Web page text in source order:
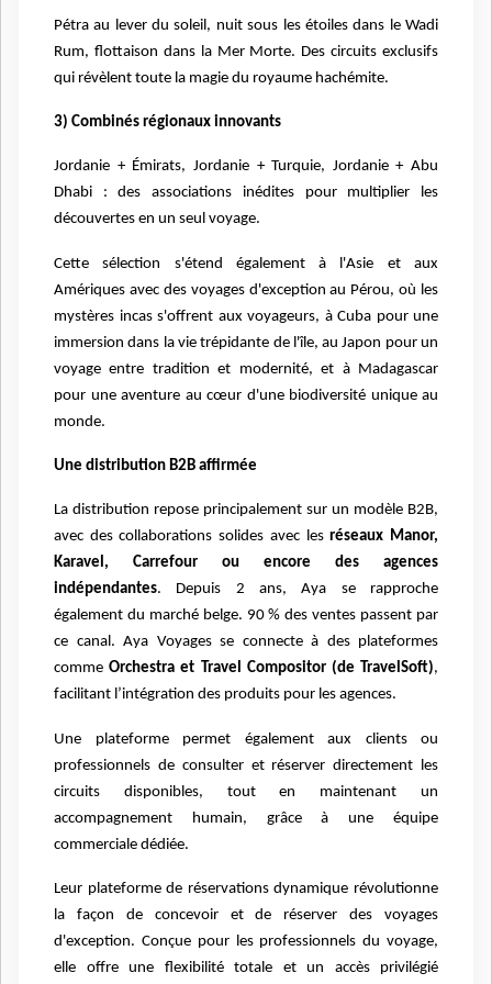
Pétra au lever du soleil, nuit sous les étoiles dans le Wadi
Rum, flottaison dans la Mer Morte. Des circuits exclusifs
qui révèlent toute la magie du royaume hachémite.
3) Combinés régionaux innovants
Jordanie + Émirats, Jordanie + Turquie, Jordanie + Abu
Dhabi : des associations inédites pour multiplier les
découvertes en un seul voyage.
Cette sélection s'étend également à l'Asie et aux
Amériques avec des voyages d'exception au Pérou, où les
mystères incas s'offrent aux voyageurs, à Cuba pour une
immersion dans la vie trépidante de l'île, au Japon pour un
voyage entre tradition et modernité, et à Madagascar
pour une aventure au cœur d'une biodiversité unique au
monde.
Une distribution B2B affirmée
La distribution repose principalement sur un modèle B2B,
avec des collaborations solides avec lesréseaux Manor,
Karavel, Carrefour ou encore des agences
indépendantes. Depuis 2 ans, Aya se rapproche
également du marché belge. 90 % des ventes passent par
ce canal. Aya Voyages se connecte à des plateformes
commeOrchestra et Travel Compositor (de TravelSoft),
facilitant l’intégration des produits pour les agences.
Une plateforme permet également aux clients ou
professionnels de consulter et réserver directement les
circuits disponibles, tout en maintenant un
accompagnement humain, grâce à une équipe
commerciale dédiée.
Leur plateforme de réservations dynamique révolutionne
la façon de concevoir et de réserver des voyages
d'exception. Conçue pour les professionnels du voyage,
elle offre une flexibilité totale et un accès privilégié